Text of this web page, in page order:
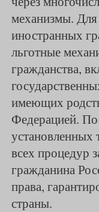
механизмы. Для
иностранных
льготные
гражданства,
имеющих
Федерацией.
установленных
всех процедур
гражданина
права,
страны.